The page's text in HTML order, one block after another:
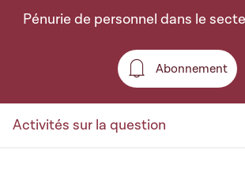
Pénurie de personnel dans le
Abonnement
Activités sur la question